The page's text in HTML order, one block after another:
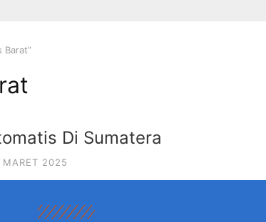
Barat”
Di Sumatera
MARET 2025